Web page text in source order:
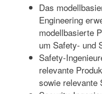
Das
Engineering
modellbasierte
um Safety- und
Safety-
relevante
sowie relevante